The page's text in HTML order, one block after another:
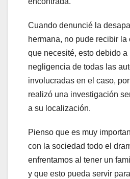
Cuando denuncié la
hermana, no pude recibir la
que necesité, esto debido a
negligencia de todas las
involucradas en el caso,
realizó una investigación
a su localización.
Pienso que es muy
con la sociedad todo el
enfrentamos al tener un
y que esto pueda servir para